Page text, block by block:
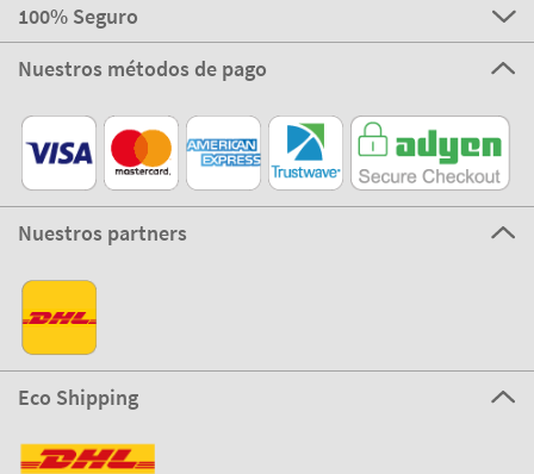
100% Seguro
Nuestros métodos de pago
Nuestros partners
Eco Shipping